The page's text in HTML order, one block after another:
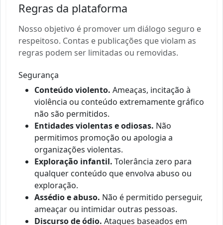
Regras da plataforma
Nosso objetivo é promover um diálogo seguro e
respeitoso. Contas e publicações que violam as
regras podem ser limitadas ou removidas.
Segurança
Conteúdo violento. Ameaças, incitação à
violência ou conteúdo extremamente gráfico
não são permitidos.
Entidades violentas e odiosas. Não
permitimos promoção ou apologia a
organizações violentas.
Exploração infantil. Tolerância zero para
qualquer conteúdo que envolva abuso ou
exploração.
Assédio e abuso. Não é permitido perseguir,
ameaçar ou intimidar outras pessoas.
Discurso de ódio. Ataques baseados em